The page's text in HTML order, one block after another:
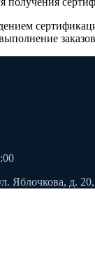
Яблочкова, д.